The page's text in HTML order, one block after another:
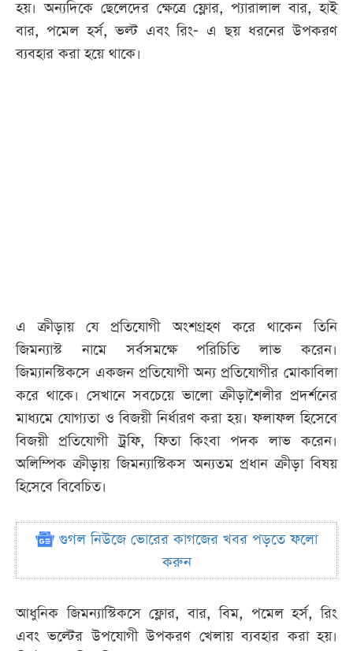
হয়। অন্যদিকে ছেলেদের ক্ষেত্রে ফ্লোর, প্যারালাল বার, হাই
বার, পমেল হর্স, ভল্ট এবং রিং- এ ছয় ধরনের উপকরণ
ব্যবহার করা হয়ে থাকে।
এ ক্রীড়ায় যে প্রতিযোগী অংশগ্রহণ করে থাকেন তিনি
জিমন্যাস্ট নামে সর্বসমক্ষে পরিচিতি লাভ করেন।
জিম্যানস্টিকসে একজন প্রতিযোগী অন্য প্রতিযোগীর মোকাবিলা
করে থাকে। সেখানে সবচেয়ে ভালো ক্রীড়াশৈলীর প্রদর্শনের
মাধ্যমে যোগ্যতা ও বিজয়ী নির্ধারণ করা হয়। ফলাফল হিসেবে
বিজয়ী প্রতিযোগী ট্রফি, ফিতা কিংবা পদক লাভ করেন।
অলিম্পিক ক্রীড়ায় জিমন্যাস্টিকস অন্যতম প্রধান ক্রীড়া বিষয়
হিসেবে বিবেচিত।
গুগল নিউজে ভোরের কাগজের খবর পড়তে ফলো
করুন
আধুনিক জিমন্যাস্টিকসে ফ্লোর, বার, বিম, পমেল হর্স, রিং
এবং ভল্টের উপযোগী উপকরণ খেলায় ব্যবহার করা হয়।